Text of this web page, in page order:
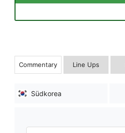
Commentary Line Ups
Südkorea